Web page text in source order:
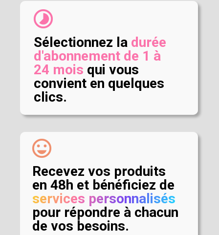
timelapse
sentiment_very_satisfied
Sélectionnez la durée
d'abonnement de 1 à
24 mois qui vous
convient en quelques
clics.
Recevez vos produits
en 48h et bénéficiez de
services personnalisés
pour répondre à chacun
de vos besoins.